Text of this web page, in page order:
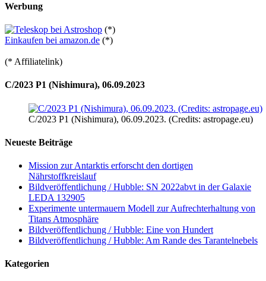
Werbung
(*)
Einkaufen bei amazon.de (*)
(* Affiliatelink)
C/2023 P1 (Nishimura), 06.09.2023
C/2023 P1 (Nishimura), 06.09.2023. (Credits: astropage.eu)
Neueste Beiträge
Mission zur Antarktis erforscht den dortigen
Nährstoffkreislauf
Bildveröffentlichung / Hubble: SN 2022abvt in der Galaxie
LEDA 132905
Experimente untermauern Modell zur Aufrechterhaltung von
Titans Atmosphäre
Bildveröffentlichung / Hubble: Eine von Hundert
Bildveröffentlichung / Hubble: Am Rande des Tarantelnebels
Kategorien